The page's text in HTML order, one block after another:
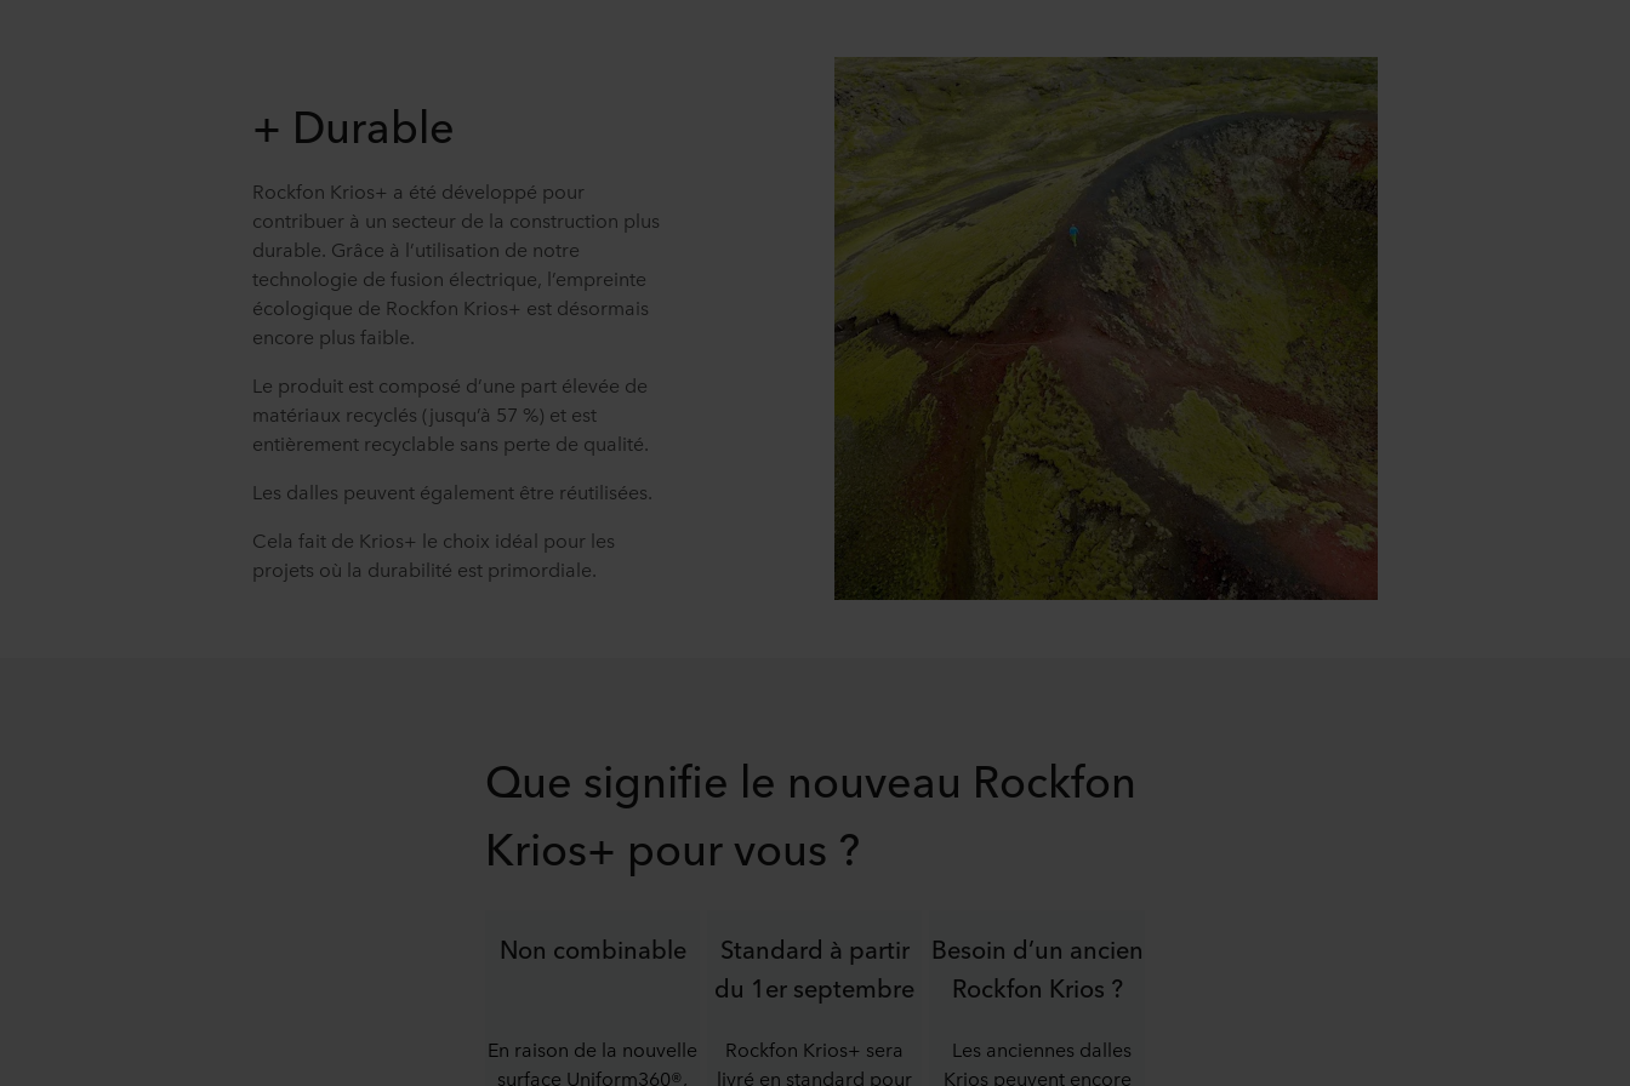
+ Durable
Rockfon Krios+ a été développé pour
contribuer à un secteur de la construction plus
durable. Grâce à l’utilisation de notre
technologie de fusion électrique, l’empreinte
écologique de Rockfon Krios+ est désormais
encore plus faible.
Le produit est composé d’une part élevée de
matériaux recyclés (jusqu’à 57 %) et est
entièrement recyclable sans perte de qualité.
Les dalles peuvent également être réutilisées.
Cela fait de Krios+ le choix idéal pour les
projets où la durabilité est primordiale.
Que signifie le nouveau Rockfon
Krios+ pour vous ?
Non combinable
Standard à partir
du 1er septembre
Besoin d’un ancien
Rockfon Krios ?
En raison de la nouvelle
surface Uniform360®,
Rockfon Krios+ sera
livré en standard pour
Les anciennes dalles
Krios peuvent encore